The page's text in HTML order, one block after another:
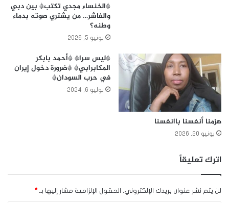
*الخنساء مجدي تكتب* بين دبي
والفاشر… من يشتري صوته بدماء
وطنه؟
يونيو 5, 2026
هزمنا أنفسنا باانفسنا
يونيو 20, 2026
*ليس سرا* *أحمد بابكر
المكابرابي* *ضرورة دخول إيران
في حرب السودان*
يوليو 6, 2024
اترك تعليقاً
لن يتم نشر عنوان بريدك الإلكتروني. الحقول الإلزامية مشار إليها بـ *